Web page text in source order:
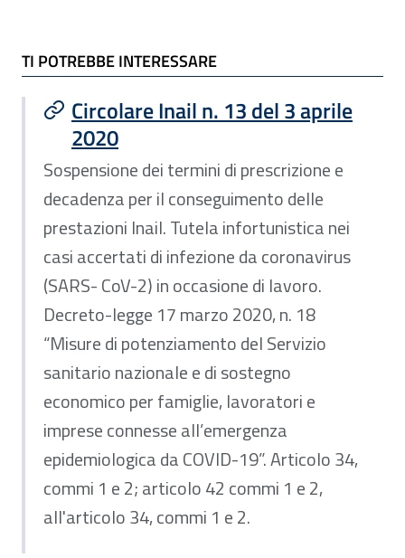
TI POTREBBE INTERESSARE
TI POTREBBE INTERESSARE
Circolare Inail n. 13 del 3 aprile
2020
Sospensione dei termini di prescrizione e
decadenza per il conseguimento delle
prestazioni Inail. Tutela infortunistica nei
casi accertati di infezione da coronavirus
(SARS- CoV-2) in occasione di lavoro.
Decreto-legge 17 marzo 2020, n. 18
“Misure di potenziamento del Servizio
sanitario nazionale e di sostegno
economico per famiglie, lavoratori e
imprese connesse all’emergenza
epidemiologica da COVID-19”. Articolo 34,
commi 1 e 2; articolo 42 commi 1 e 2,
all'articolo 34, commi 1 e 2.